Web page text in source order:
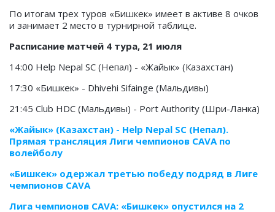
По итогам трех туров «Бишкек» имеет в активе 8 очков
и занимает 2 место в турнирной таблице.
Расписание матчей 4 тура, 21 июля
14:00 Help Nepal SC (Непал) - «Жайык» (Казахстан)
17:30 «Бишкек» - Dhivehi Sifainge (Мальдивы)
21:45 Club HDC (Мальдивы) - Port Authority (Шри-Ланка)
«Жайык» (Казахстан) - Help Nepal SC (Непал).
Прямая трансляция Лиги чемпионов CAVA по
волейболу
«Бишкек» одержал третью победу подряд в Лиге
чемпионов CAVA
Лига чемпионов CAVA: «Бишкек» опустился на 2